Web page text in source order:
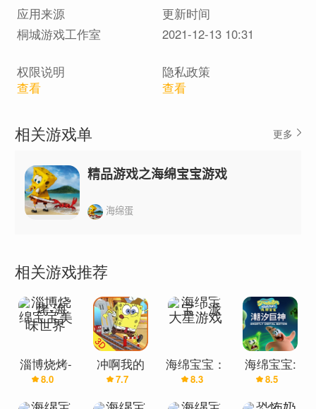
应用来源
更新时间
桐城游戏工作室
2021-12-13 10:31
权限说明
查看
隐私政策
查看
相关游戏单 更多
精品游戏之海绵宝宝游戏
海绵蛋
相关游戏推荐
淄博烧烤-
海绵宝宝美
味世界
8.0
冲啊我的
宝-海绵宝
宝
7.7
海绵宝宝：
派大星游戏
8.3
海绵宝宝:
潮汐巨神
8.5